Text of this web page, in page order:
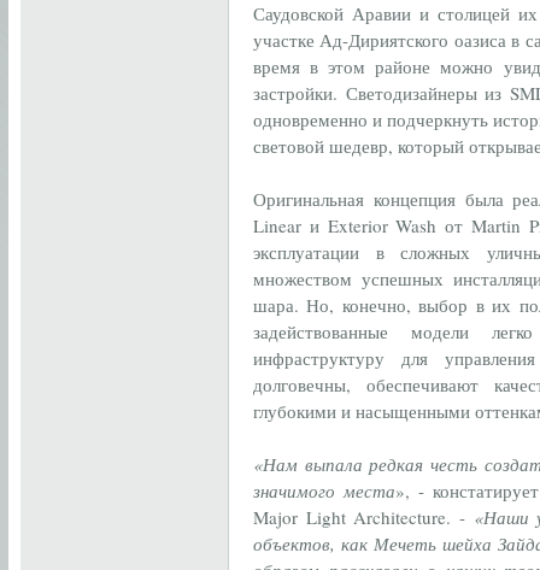
Саудовской Аравии и столицей
участке Ад-Дириятского оазиса в
время в этом районе можно
застройки. Светодизайнеры из
одновременно и подчеркнуть
световой шедевр, который
Оригинальная концепция была
Linear и Exterior Wash от Martin
эксплуатации в сложных
множеством успешных
шара. Но, конечно, выбор в их
задействованные модели
инфраструктуру для
долговечны, обеспечивают
глубокими и насыщенными
«Нам выпала редкая честь
значимого места», -
Major Light Architecture. - «Наши
объектов, как Мечеть шейха